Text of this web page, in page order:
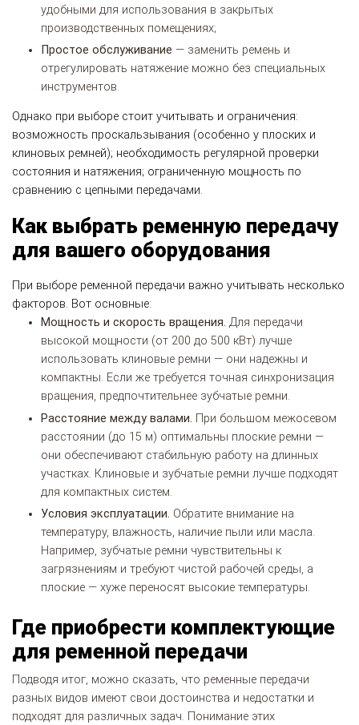
удобными для использования в закрытых
производственных помещениях;
Простое обслуживание — заменить ремень и
отрегулировать натяжение можно без специальных
инструментов.
Однако при выборе стоит учитывать и ограничения:
возможность проскальзывания (особенно у плоских и
клиновых ремней); необходимость регулярной проверки
состояния и натяжения; ограниченную мощность по
сравнению с цепными передачами.
Как выбрать ременную передачу
для вашего оборудования
При выборе ременной передачи важно учитывать несколько
факторов. Вот основные:
Мощность и скорость вращения. Для передачи
высокой мощности (от 200 до 500 кВт) лучше
использовать клиновые ремни — они надежны и
компактны. Если же требуется точная синхронизация
вращения, предпочтительнее зубчатые ремни.
Расстояние между валами. При большом межосевом
расстоянии (до 15 м) оптимальны плоские ремни —
они обеспечивают стабильную работу на длинных
участках. Клиновые и зубчатые ремни лучше подходят
для компактных систем.
Условия эксплуатации. Обратите внимание на
температуру, влажность, наличие пыли или масла.
Например, зубчатые ремни чувствительны к
загрязнениям и требуют чистой рабочей среды, а
плоские — хуже переносят высокие температуры.
Где приобрести комплектующие
для ременной передачи
Подводя итог, можно сказать, что ременные передачи
разных видов имеют свои достоинства и недостатки и
подходят для различных задач. Понимание этих